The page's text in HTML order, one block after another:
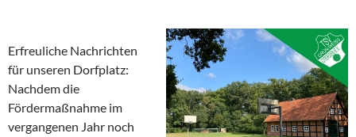
Erfreuliche Nachrichten
für unseren Dorfplatz:
Nachdem die
Fördermaßnahme im
vergangenen Jahr noch